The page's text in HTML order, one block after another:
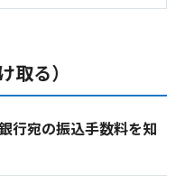
取る）
行宛の振込手数料を知